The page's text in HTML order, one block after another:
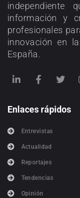
independiente
información y
profesionales
innovación en
España.
Enlaces rápidos
Entrevistas
Actualidad
Reportajes
Tendencias
Opinión